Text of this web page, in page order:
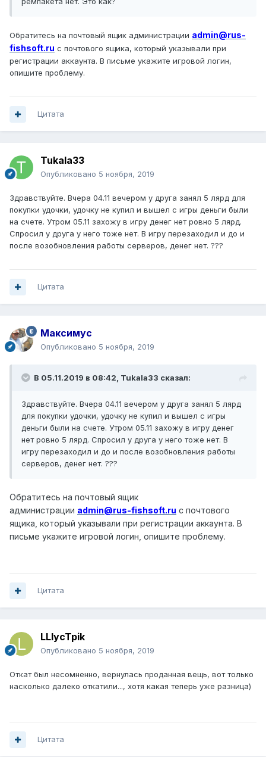
Обратитесь на почтовый ящик администрации admin@rus-
fishsoft.ru с почтового ящика, который указывали при
регистрации аккаунта. В письме укажите игровой логин,
опишите проблему.
Цитата
Tukala33
Опубликовано 5 ноября, 2019
Здравствуйте. Вчера 04.11 вечером у друга занял 5 лярд для
покупки удочки, удочку не купил и вышел с игры деньги были
на счете. Утром 05.11 захожу в игру денег нет ровно 5 лярд.
Спросил у друга у него тоже нет. В игру перезаходил и до и
после возобновления работы серверов, денег нет. ???
Цитата
Максимус
Опубликовано 5 ноября, 2019
В 05.11.2019 в 08:42, Tukala33 сказал:
Здравствуйте. Вчера 04.11 вечером у друга занял 5 лярд
для покупки удочки, удочку не купил и вышел с игры
деньги были на счете. Утром 05.11 захожу в игру денег
нет ровно 5 лярд. Спросил у друга у него тоже нет. В
игру перезаходил и до и после возобновления работы
серверов, денег нет. ???
Обратитесь на почтовый ящик
администрации admin@rus-fishsoft.ru с почтового
ящика, который указывали при регистрации аккаунта. В
письме укажите игровой логин, опишите проблему.
Цитата
LLIycTpik
Опубликовано 5 ноября, 2019
Откат был несомненно, вернулась проданная вещь, вот только
насколько далеко откатили..., хотя какая теперь уже разница)
Цитата